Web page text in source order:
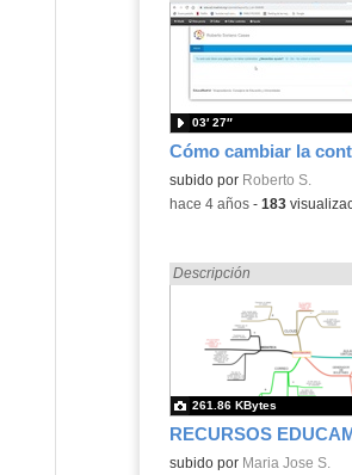
subido por Roberto S.
03′ 27″
-hace 4 años- 183
Encontrado «EducaMadrid»
Descripción
subido por Maria Jose S.
261.86 KBytes